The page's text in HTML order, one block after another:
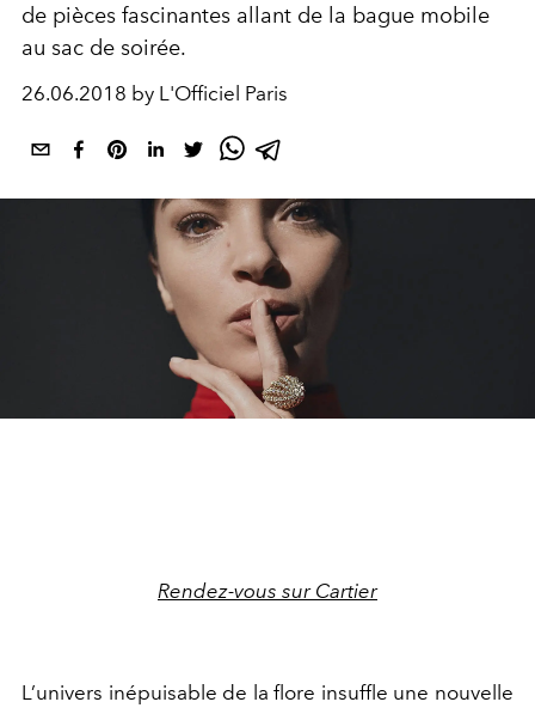
de pièces fascinantes allant de la bague mobile
au sac de soirée.
26.06.2018 by L'Officiel Paris
Rendez-vous sur Cartier
L’univers inépuisable de la flore insuffle une nouvelle